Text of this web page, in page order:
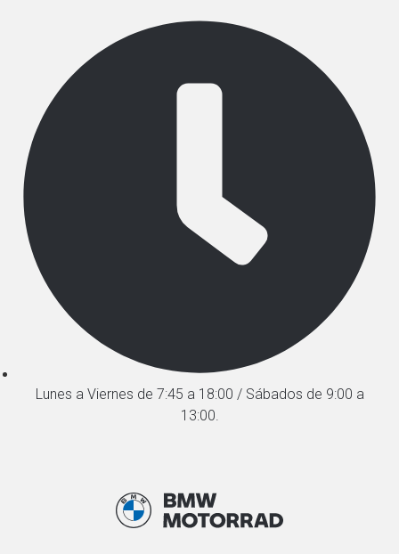
Lunes a Viernes de 7:45 a 18:00 / Sábados de 9:00 a
13:00.